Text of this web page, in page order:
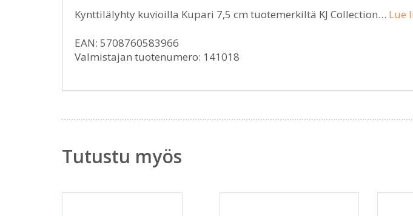
Kynttilälyhty kuvioilla Kupari 7,5 cm tuotemerkiltä KJ Collection… Lue
EAN: 5708760583966
Valmistajan tuotenumero: 141018
Tutustu myös